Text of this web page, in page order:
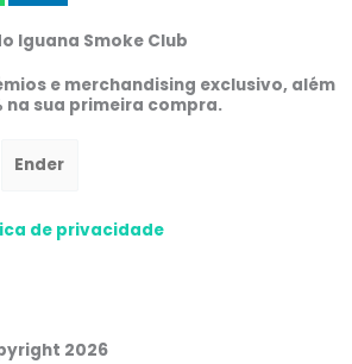
Iguana Smoke Club
e merchandising exclusivo, além
na sua primeira compra.
de privacidade
2026